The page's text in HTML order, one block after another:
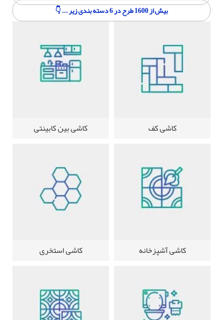
بیش از 1600 طرح در 6 دسته بندی زیر ... 👇
کاشی کف کاشی بین کابینتی
کاشی آشپزخانه کاشی استخری